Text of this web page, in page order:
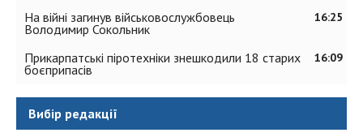
16:25
На війні загинув військовослужбовець
Володимир Сокольник
16:09
Прикарпатські піротехніки знешкодили 18 старих
боєприпасів
Вибір редакції